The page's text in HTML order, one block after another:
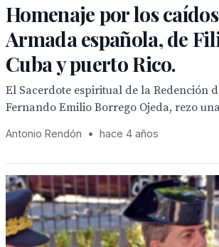
Homenaje por los
Armada española, de
Cuba y puerto Rico.
El Sacerdote espiritual de la Redención
Fernando Emilio Borrego Ojeda, rezo
Antonio Rendón • hace 4 años